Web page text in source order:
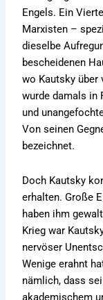
Engels. Ein
Marxisten –
dieselbe
bescheidenen
wo Kautsky über
wurde damals in
und
Von seinen
bezeichnet.
Doch Kautsky
erhalten. Große
haben ihm
Krieg war
nervöser
Wenige erahnt
nämlich, dass
akademischem